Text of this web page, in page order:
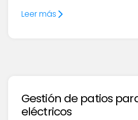
funcionamiento fluido y la
Leer más
Gestión de patios
eléctricos